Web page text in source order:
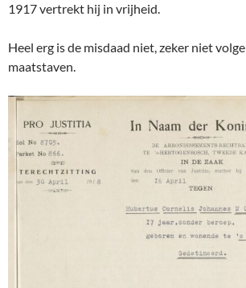
1917 vertrekt hij in vrijheid.
Heel erg is de misdaad niet, zeker niet
maatstaven.